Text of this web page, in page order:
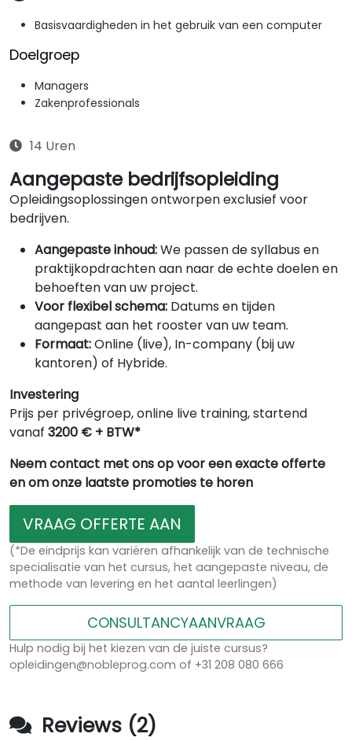
Basisvaardigheden in het gebruik van een computer
Doelgroep
Managers
Zakenprofessionals
14 Uren
Aangepaste bedrijfsopleiding
Opleidingsoplossingen ontworpen exclusief voor
bedrijven.
Aangepaste inhoud:We passen de syllabus en
praktijkopdrachten aan naar de echte doelen en
behoeften van uw project.
Voor flexibel schema: Datums en tijden
aangepast aan het rooster van uw team.
Formaat:Online (live), In-company (bij uw
kantoren) of Hybride.
Investering
Prijs per privégroep, online live training, startend
vanaf 3200 € + BTW*
Neem contact met ons op voor een exacte offerte
en om onze laatste promoties te horen
VRAAG OFFERTE AAN
(*De eindprijs kan variëren afhankelijk van de technische
specialisatie van het cursus, het aangepaste niveau, de
methode van levering en het aantal leerlingen)
CONSULTANCYAANVRAAG
Hulp nodig bij het kiezen van de juiste cursus?
opleidingen@nobleprog.com of +31 208 080 666
Reviews (2)